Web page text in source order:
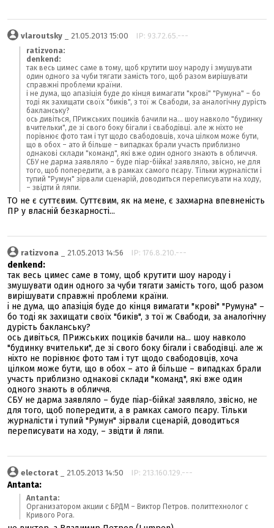
vlaroutsky _ 21.05.2013 15:00 IP: 93.72.65.---
ratizvona:
denkend:
так весь цимес саме в тому, щоб крутити шоу народу і змушувати
один одного за чуби тягати замість того, щоб разом вирішувати
справжні проблеми країни.
і не дума, що апазіція буде до кінця вимагати "крові" "Румуна" – бо
тоді як захищати своїх "биків", з тої ж Свабоди, за аналогічну дурість
бакланську?
ось дивіться, ПРижських поциків бачили на... шоу навколо "будинку
вчительки", де зі свого боку бігали і свабодівці. але ж ніхто не
порівнює фото там і тут щодо свабодовців, хоча цілком може бути,
що в обох – ато й більше – випадках брали участь приблизно
однакові склади "команд", які вже один одного знають в обличчя.
СБУ не дарма заявляло – буде піар-бійка! заявляло, звісно, не для
того, щоб попередити, а в рамках самого пєару. Тільки журналісти і
тупий "Румун" зірвали сценарій, доводиться переписувати на ходу,
– звідти й ляпи.
ТО не є суттєвим. Суттєвим, як на мене, є захмарна впевненість
ПР у власній безкарності...
ratizvona _ 21.05.2013 14:56 IP: 176.8.210.---
denkend:
так весь цимес саме в тому, щоб крутити шоу народу і
змушувати один одного за чуби тягати замість того, щоб разом
вирішувати справжні проблеми країни.
і не дума, що апазіція буде до кінця вимагати "крові" "Румуна" –
бо тоді як захищати своїх "биків", з тої ж Свабоди, за аналогічну
дурість бакланську?
ось дивіться, ПРижських поциків бачили на... шоу навколо
"будинку вчительки", де зі свого боку бігали і свабодівці. але ж
ніхто не порівнює фото там і тут щодо свабодовців, хоча
цілком може бути, що в обох – ато й більше – випадках брали
участь приблизно однакові склади "команд", які вже один
одного знають в обличчя.
СБУ не дарма заявляло – буде піар-бійка! заявляло, звісно, не
для того, щоб попередити, а в рамках самого пєару. Тільки
журналісти і тупий "Румун" зірвали сценарій, доводиться
переписувати на ходу, – звідти й ляпи.
electorat _ 21.05.2013 14:50 IP: 213.160.129.---
Antanta:
Antanta:
Организатором акции с БРДМ – Виктор Петров. политтехнолог с
Кривого Рога.